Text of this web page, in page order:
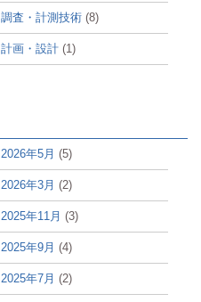
調査・計測技術 (8)
計画・設計 (1)
2026年5月 (5)
2026年3月 (2)
2025年11月 (3)
2025年9月 (4)
2025年7月 (2)